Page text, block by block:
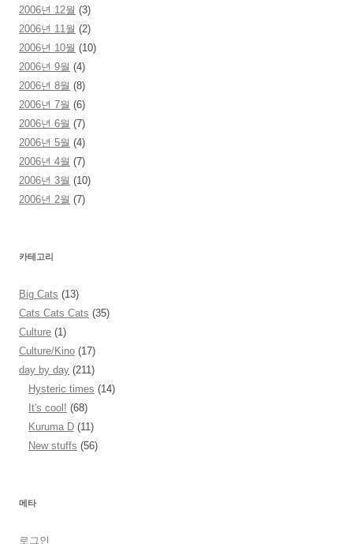
2006년 12월 (3)
2006년 11월 (2)
2006년 10월 (10)
2006년 9월 (4)
2006년 8월 (8)
2006년 7월 (6)
2006년 6월 (7)
2006년 5월 (4)
2006년 4월 (7)
2006년 3월 (10)
2006년 2월 (7)
카테고리
Big Cats (13)
Cats Cats Cats (35)
Culture (1)
Culture/Kino (17)
day by day (211)
Hysteric times (14)
It's cool! (68)
Kuruma D (11)
New stuffs (56)
메타
로그인